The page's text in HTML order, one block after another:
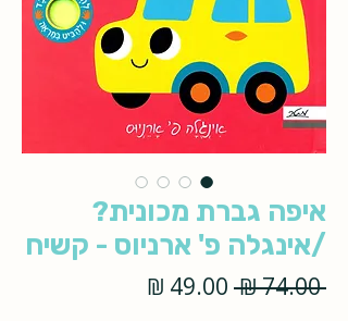
איפה גברת מכונית?
/אינגלה פ' ארניוס - קשיח
‏74.00 ‏₪
מחיר